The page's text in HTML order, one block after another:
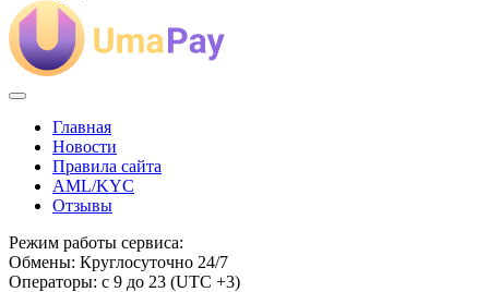
Главная
Новости
Правила сайта
AML/KYC
Отзывы
Режим работы сервиса:
Обмены: Круглосуточно 24/7
Операторы: с 9 до 23 (UTC +3)